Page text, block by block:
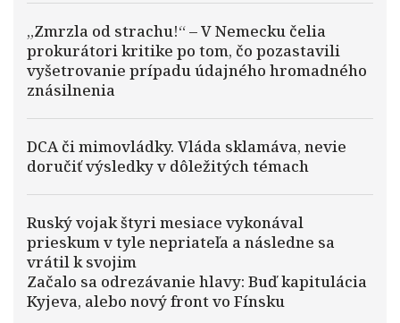
„Zmrzla od strachu!“ – V Nemecku čelia
prokurátori kritike po tom, čo pozastavili
vyšetrovanie prípadu údajného hromadného
znásilnenia
DCA či mimovládky. Vláda sklamáva, nevie
doručiť výsledky v dôležitých témach
Ruský vojak štyri mesiace vykonával
prieskum v tyle nepriateľa a následne sa
vrátil k svojim
Začalo sa odrezávanie hlavy: Buď kapitulácia
Kyjeva, alebo nový front vo Fínsku